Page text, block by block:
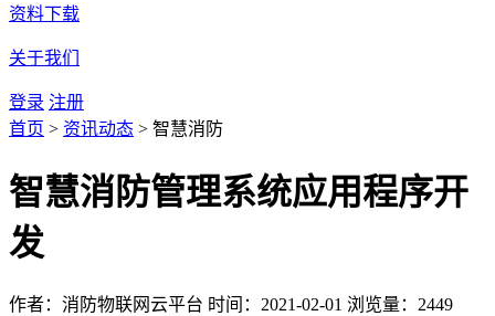
资料下载
关于我们
登录 注册
首页 > 资讯动态 > 智慧消防
智慧消防管理系统应用程序开
发
作者：消防物联网云平台 时间：2021-02-01 浏览量：2449